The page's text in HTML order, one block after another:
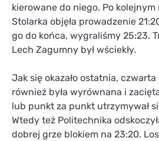
kierowane do niego. Po
Stolarka objęła prowadzenie
go do końca, wygraliśmy 25:23.
Lech Zagumny był wściekły.
Jak się okazało ostatnia,
również była wyrównana i
lub punkt za punkt utrzymywał
Wtedy też Politechnika
dobrej grze blokiem na 23:20.